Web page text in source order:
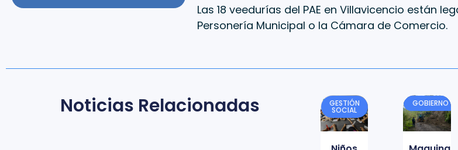
Las 18 veedurías del PAE en Villavicencio están
Personería Municipal o la Cámara de Comercio.
Noticias Relacionadas GESTIÓN
SOCIAL
GOBIERNO